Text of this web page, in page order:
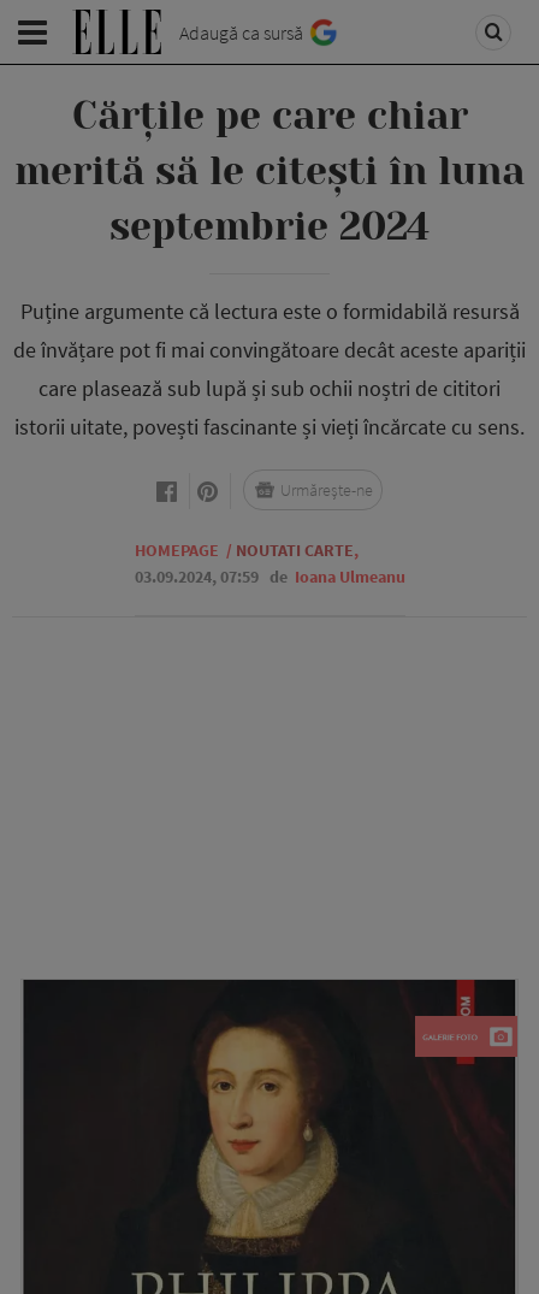
Adaugă ca sursă
Cărțile pe care chiar
merită să le citești în luna
septembrie 2024
Puține argumente că lectura este o formidabilă resursă
de învățare pot fi mai convingătoare decât aceste apariții
care plasează sub lupă și sub ochii noștri de cititori
istorii uitate, povești fascinante și vieți încărcate cu sens.
HOMEPAGE / NOUTATI CARTE,
03.09.2024, 07:59 de Ioana Ulmeanu
Urmărește-ne